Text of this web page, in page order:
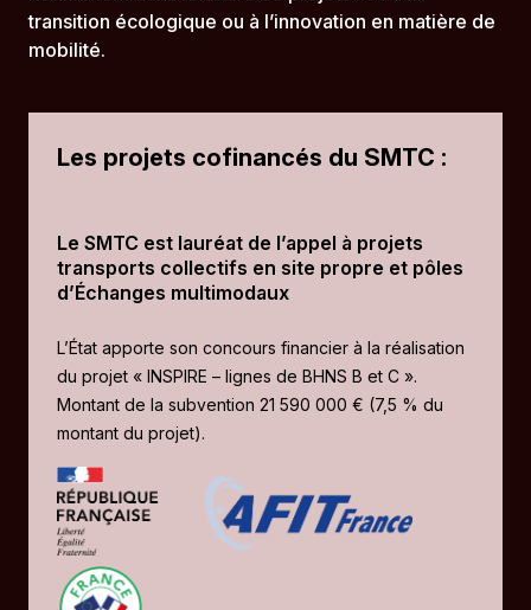
transition écologique ou à l’innovation en matière de
mobilité.
Les projets cofinancés du SMTC :
Le SMTC est lauréat de l’appel à projets
transports collectifs en site propre et pôles
d’Échanges multimodaux
L’État apporte son concours financier à la réalisation
du projet « INSPIRE – lignes de BHNS B et C ».
Montant de la subvention 21 590 000 € (7,5 % du
montant du projet).